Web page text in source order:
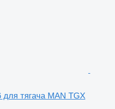
тягача MAN TGX